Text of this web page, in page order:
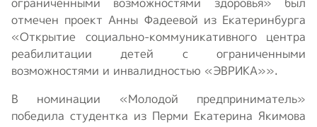
отмечен проект Анны Фадеевой из Екатеринбурга
«Открытие социально-коммуникативного центра
реабилитации детей с ограниченными
возможностями и инвалидностью «ЭВРИКА»».
В номинации «Молодой предприниматель»
победила студентка из Перми Екатерина Якимова